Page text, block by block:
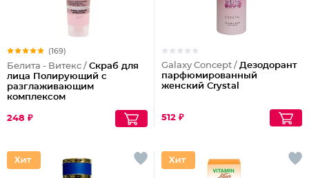
(169)
Белита - Витекс / Скраб для
лица Полирующий c
разглаживающим
комплексом
248 ₽
Galaxy Concept / Дезодорант
парфюмированный
женский Crystal
512 ₽